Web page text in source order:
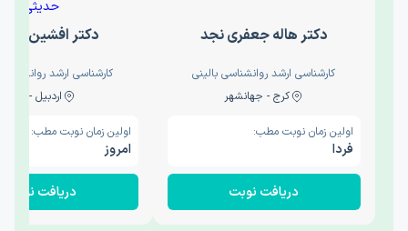
دکتر هاله جعفری نجد
کارشناسی ارشد روانشناسی بالینی
کرج - جهانشهر
اولین زمان نوبت مطب:
فردا
دریافت نوبت
دکتر افشین
کارشناسی ارشد
اردبیل - والی
اولین زمان نوبت مطب:
امروز
دریافت نوبت